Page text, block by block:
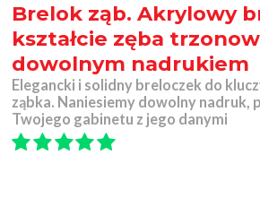
Brelok ząb. Akrylowy
kształcie zęba
dowolnym nadrukiem
Elegancki i solidny breloczek do
ząbka. Naniesiemy dowolny nadruk,
Twojego gabinetu z jego danymi